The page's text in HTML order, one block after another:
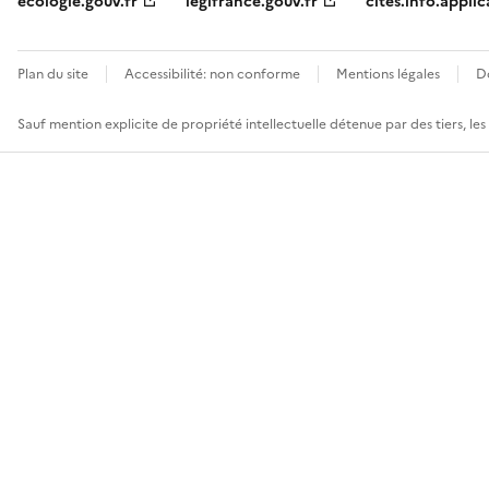
Plan du site Accessibilité: non conforme Mentions légales
Sauf mention explicite de propriété intellectuelle détenue par des tiers,